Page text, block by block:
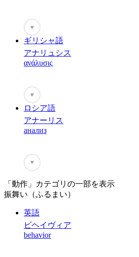
♥
ギリシャ語
アナリュシス
ανάλυσις
♥
ロシア語
アナーリス
анализ
♥
「動作」カテゴリの一部を表示
振舞い（ふるまい）
英語
ビヘイヴィア
behavior